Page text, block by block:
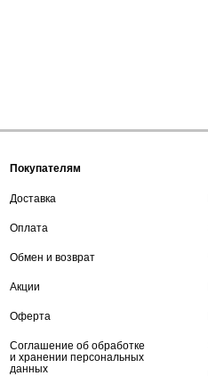
Покупателям
Доставка
Оплата
Обмен и возврат
Акции
Оферта
Соглашение об обработке
и хранении персональных
данных